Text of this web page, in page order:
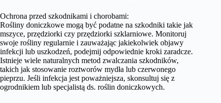
Ochrona przed szkodnikami i chorobami:
Rośliny doniczkowe mogą być podatne na szkodniki takie jak
mszyce, przędziorki czy przędziorki szklarniowe. Monitoruj
swoje rośliny regularnie i zauważając jakiekolwiek objawy
infekcji lub uszkodzeń, podejmij odpowiednie kroki zaradcze.
Istnieje wiele naturalnych metod zwalczania szkodników,
takich jak stosowanie roztworów mydła lub czerwonego
pieprzu. Jeśli infekcja jest poważniejsza, skonsultuj się z
ogrodnikiem lub specjalistą ds. roślin doniczkowych.